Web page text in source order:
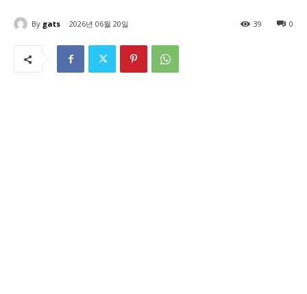
By gats 2026년 06월 20일 0
39